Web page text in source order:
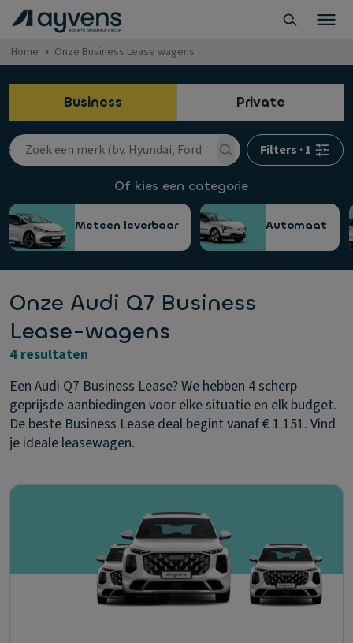
Home Onze Business Lease wagens
Business Private
Filters ·1
Of kies een categorie
Meteen leverbaar Automaat
Onze Audi Q7 Business
Lease-wagens
4 resultaten
Een Audi Q7 Business Lease? We hebben 4 scherp
geprijsde aanbiedingen voor elke situatie en elk budget.
De beste Business Lease deal begint vanaf € 1.151. Vind
je ideale leasewagen.